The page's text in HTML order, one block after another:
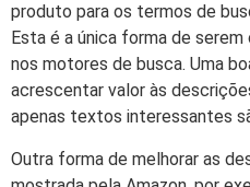
produto para os termos de
Esta é a única forma de
nos motores de busca. Uma
acrescentar valor às
apenas textos interessantes
Outra forma de melhorar as